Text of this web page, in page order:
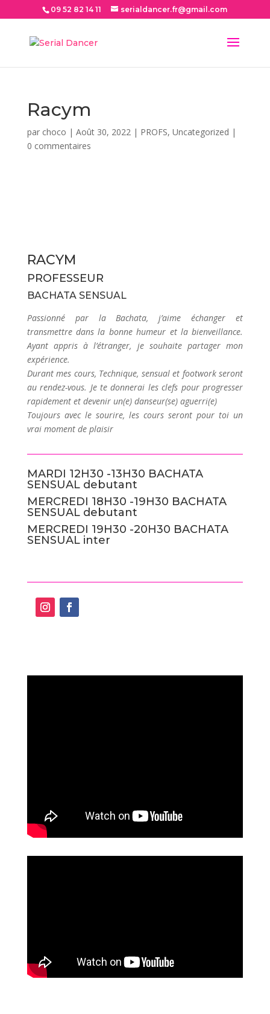
09 52 82 14 11 serialdancer.fr@gmail.com
Racym
par choco | Août 30, 2022| PROFS, Uncategorized |
0 commentaires
RACYM
PROFESSEUR
BACHATA SENSUAL
Passionné par la Bachata, j’aime échanger et
transmettre dans la bonne humeur et la bienveillance.
Ayant appris à l’étranger, je souhaite partager mon
expérience.
Durant mes cours, Technique, sensual et footwork seront
au rendez-vous. Je te donnerai les clefs pour progresser
rapidement et devenir un(e) danseur(se) aguerri(e)
Toujours avec le sourire, les cours seront pour toi un
vrai moment de plaisir
MARDI 12H30 -13H30 BACHATA
SENSUAL debutant
MERCREDI 18H30 -19H30 BACHATA
SENSUAL debutant
MERCREDI 19H30 -20H30 BACHATA
SENSUAL inter